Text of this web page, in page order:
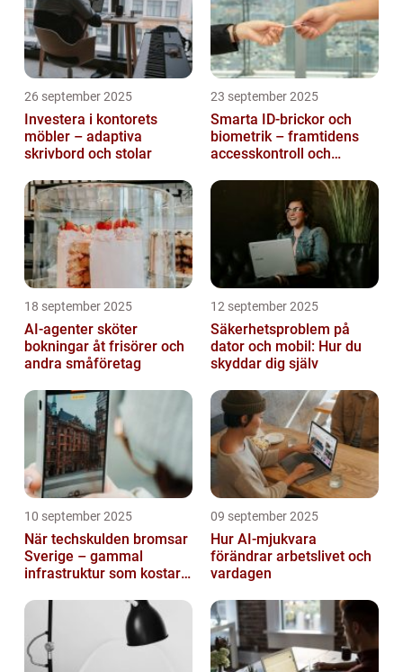
26 september 2025
Investera i kontorets
möbler – adaptiva
skrivbord och stolar
23 september 2025
Smarta ID-brickor och
biometrik – framtidens
accesskontroll och
18 september 2025
AI-agenter sköter
bokningar åt frisörer och
andra småföretag
12 september 2025
Säkerhetsproblem på
dator och mobil: Hur du
skyddar dig själv
10 september 2025
När techskulden bromsar
Sverige – gammal
infrastruktur som kostar
09 september 2025
Hur AI-mjukvara
förändrar arbetslivet och
vardagen